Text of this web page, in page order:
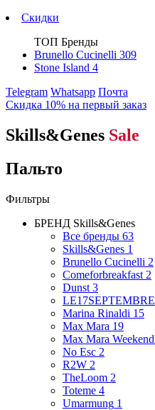
Скидки
ТОП Бренды
Brunello Cucinelli 309
Stone Island 4
Telegram Whatsapp Почта
Скидка 10% на первый заказ
Skills&Genes Sale
Пальто
Фильтры
БРЕНД Skills&Genes
Все бренды 63
Skills&Genes 1
Brunello Cucinelli 2
Comeforbreakfast 2
Dunst 3
LE17SEPTEMBRE
Marina Rinaldi 15
Max Mara 19
Max Mara Weekend
No Esc 2
R2W 2
TheLoom 2
Toteme 4
Umarmung 1